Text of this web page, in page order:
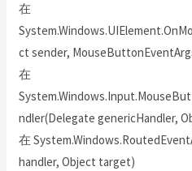
在
ct sender,
在
ndler(Delegate genericHandler,
在
handler, Object target)